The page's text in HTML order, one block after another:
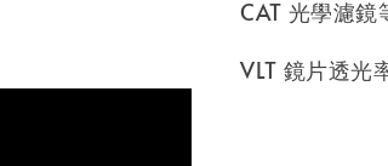
CAT 光學濾鏡
VLT 鏡片透光